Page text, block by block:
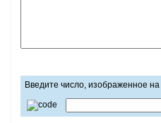
Введите число, изображенное на